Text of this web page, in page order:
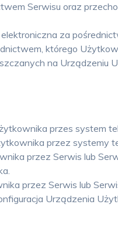
Serwisu oraz
za
którego
na Urządzeniu
przes system
przez systemy
przez Serwis lub
przez Serwis lub
Urządzenia